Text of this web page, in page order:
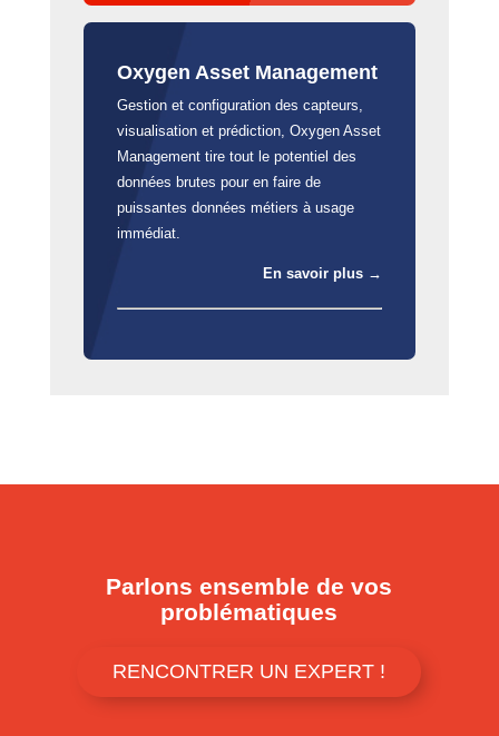
Oxygen Asset Management
Gestion et configuration des capteurs,
visualisation et prédiction, Oxygen Asset
Management tire tout le potentiel des
données brutes pour en faire de
puissantes données métiers à usage
immédiat.
En savoir plus →
Parlons ensemble de vos
problématiques
RENCONTRER UN EXPERT !